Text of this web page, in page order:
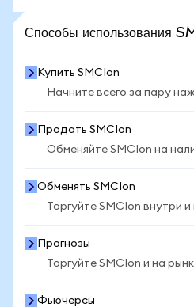
Способы использования
Купить SMCIon
Начните всего за пару
Продать SMCIon
Обменяйте SMCIon на
Обменять SMCIon
Торгуйте SMCIon внутри
Прогнозы
Торгуйте SMCIon и на
Фьючерсы